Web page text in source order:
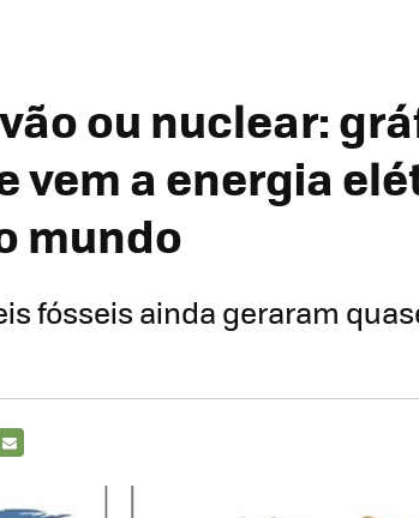
ou nuclear:
vem a energia
mundo
fósseis ainda geraram